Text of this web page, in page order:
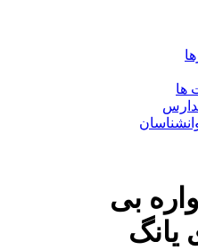
ها
بی
یانگ